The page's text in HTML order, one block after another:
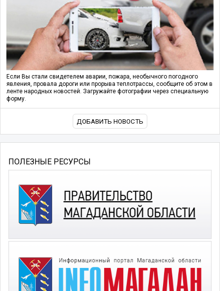
Если Вы стали свидетелем аварии, пожара, необычного погодного
явления, провала дороги или прорыва теплотрассы, сообщите об этом в
ленте народных новостей. Загружайте фотографии через специальную
форму.
ДОБАВИТЬ НОВОСТЬ
ПОЛЕЗНЫЕ РЕСУРСЫ